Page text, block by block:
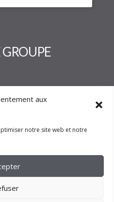
aux
notre site web et notre